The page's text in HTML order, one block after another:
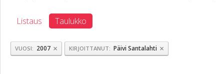
Listaus Taulukko
VUOSI 2007 × KIRJOITTANUT Päivi Santalahti ×